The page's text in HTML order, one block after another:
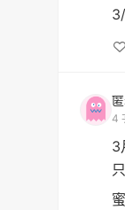
4
3